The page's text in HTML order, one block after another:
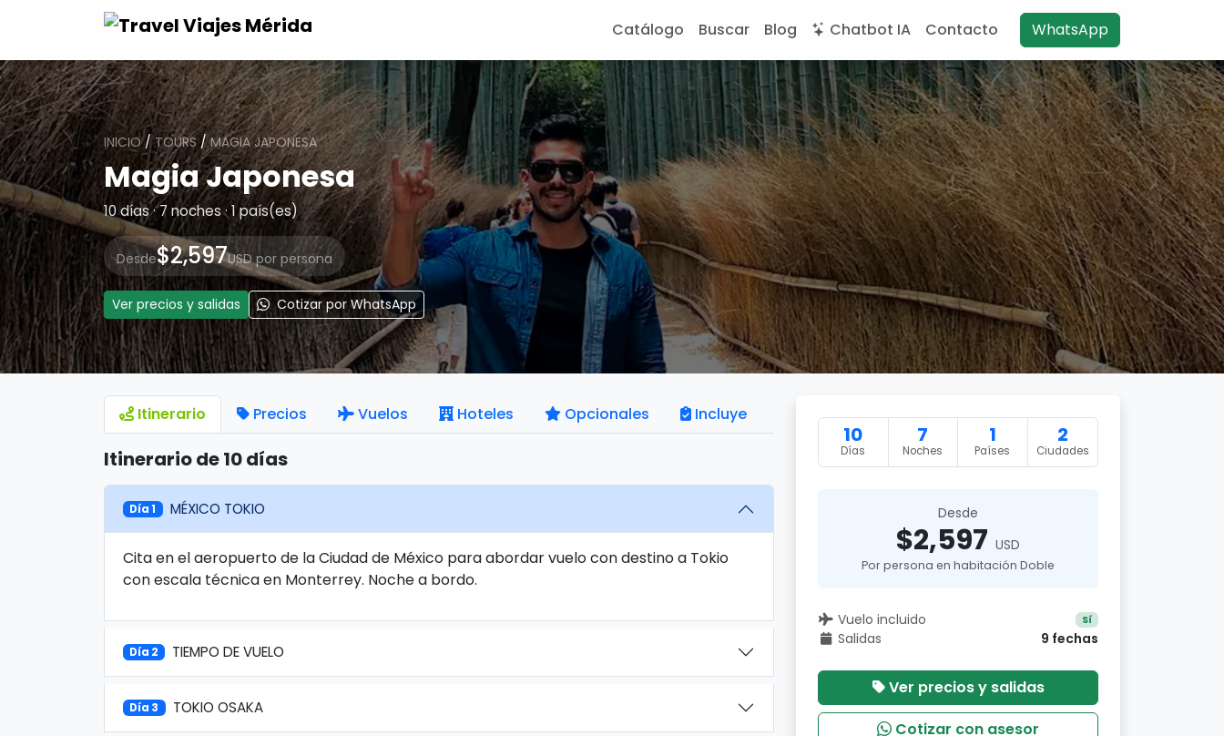
Catálogo Buscar Blog Chatbot IA Contacto WhatsApp
INICIO/TOURS/MAGIA JAPONESA
Magia Japonesa
10 días · 7 noches · 1 país(es)
Desde$2,597USD por persona
Ver precios y salidas Cotizar por WhatsApp
Itinerario Precios Vuelos Hoteles Opcionales Incluye
Itinerario de 10 días
Día 1 MÉXICO TOKIO
Cita en el aeropuerto de la Ciudad de México para abordar vuelo con destino a Tokio
con escala técnica en Monterrey. Noche a bordo.
Día 2 TIEMPO DE VUELO
Día 3 TOKIO OSAKA
10
Días
7
Noches
1
Países
2
Ciudades
Desde
$2,597 USD
Por persona en habitación Doble
Vuelo incluido Sí
Salidas 9 fechas
Ver precios y salidas
Cotizar con asesor